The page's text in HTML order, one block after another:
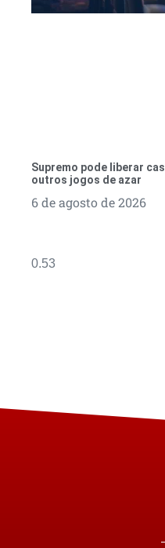
Supremo pode liberar
outros jogos de azar
6 de agosto de 2026